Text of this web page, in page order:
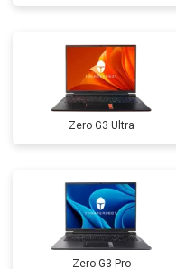
Замена оперативной памяти
Прошивка BIOS
Замена северного моста
Zero G3 Ultra
Zero G3 Pro